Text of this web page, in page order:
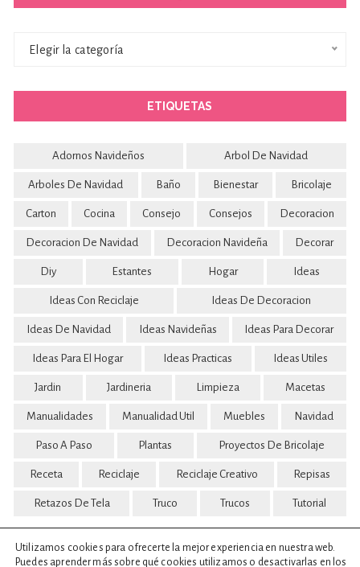
Elegir la categoría
ETIQUETAS
Adornos Navideños Arbol De Navidad
Arboles De Navidad Baño Bienestar Bricolaje
Carton Cocina Consejo Consejos Decoracion
Decoracion De Navidad Decoracion Navideña Decorar
Diy Estantes Hogar Ideas
Ideas Con Reciclaje Ideas De Decoracion
Ideas De Navidad Ideas Navideñas Ideas Para Decorar
Ideas Para El Hogar Ideas Practicas Ideas Utiles
Jardin Jardineria Limpieza Macetas
Manualidades Manualidad Util Muebles Navidad
Paso A Paso Plantas Proyectos De Bricolaje
Receta Reciclaje Reciclaje Creativo Repisas
Retazos De Tela Truco Trucos Tutorial
Utilizamos cookies para ofrecerte la mejor experiencia en nuestra web.
Puedes aprender más sobre qué cookies utilizamos o desactivarlas en los